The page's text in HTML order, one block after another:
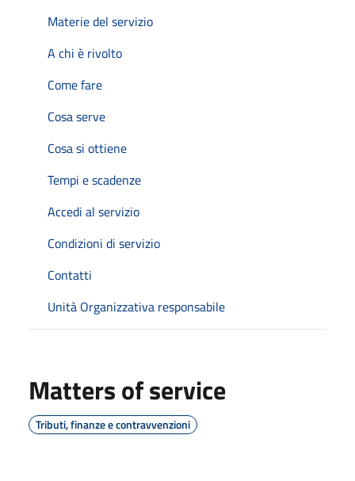
Materie del servizio
A chi è rivolto
Come fare
Cosa serve
Cosa si ottiene
Tempi e scadenze
Accedi al servizio
Condizioni di servizio
Contatti
Unità Organizzativa responsabile
Matters of service
Tributi, finanze e contravvenzioni